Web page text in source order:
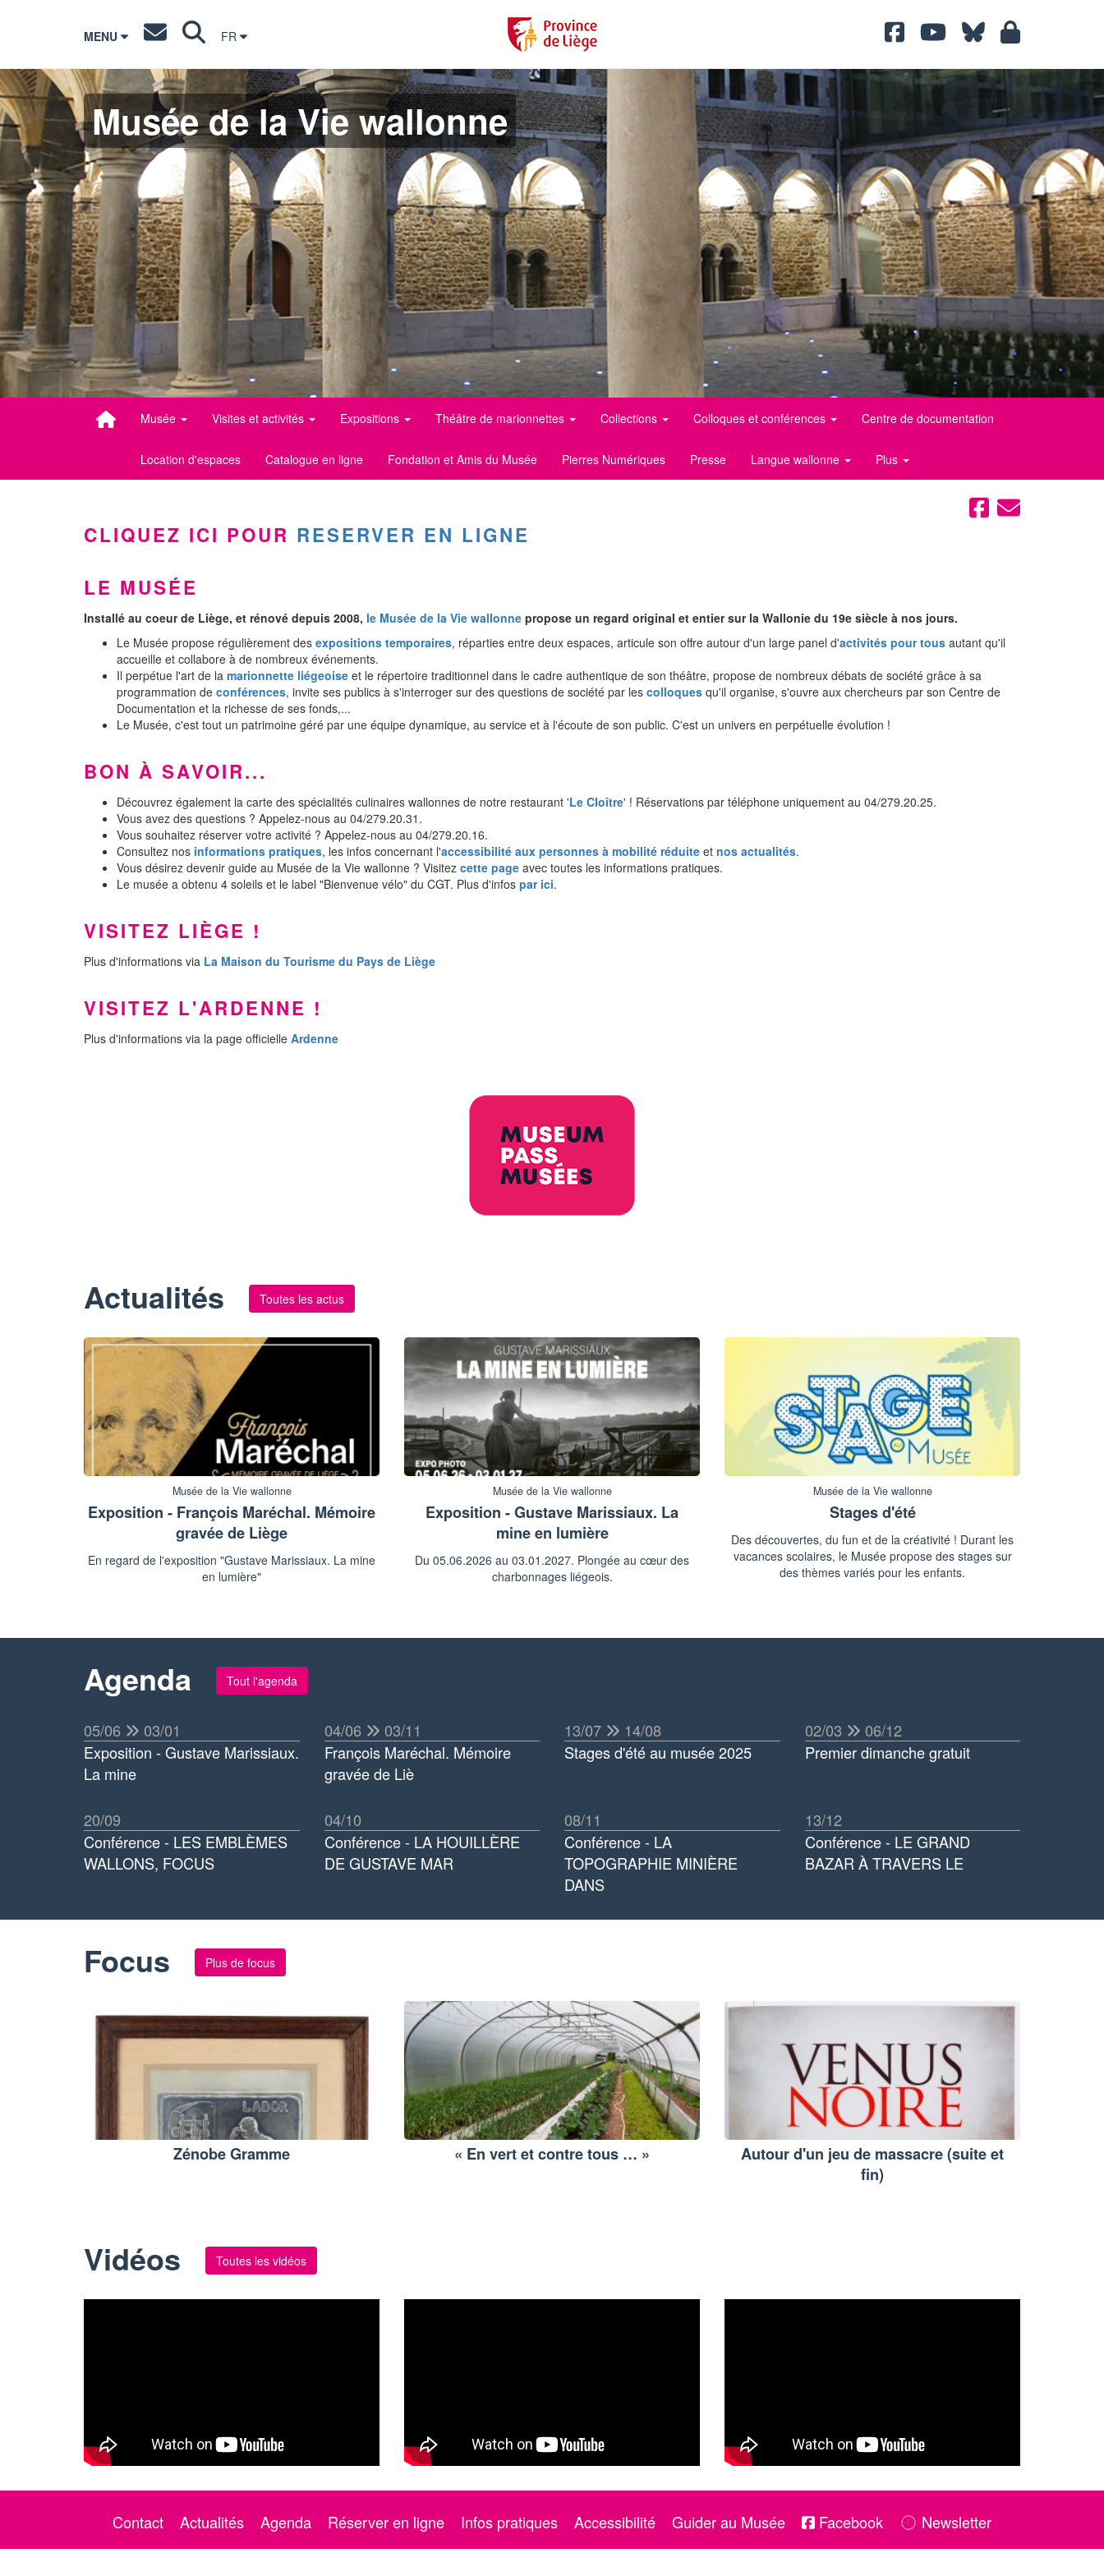
MENU FR
Musée de la Vie wallonne
Musée Visites et activités Expositions Théâtre de marionnettes Collections Colloques et conférences Centre de documentation
Location d'espaces Catalogue en ligne Fondation et Amis du Musée Pierres Numériques Presse Langue wallonne Plus
CLIQUEZ ICI POUR RESERVER EN LIGNE
LE MUSÉE
Installé au coeur de Liège, et rénové depuis 2008, le Musée de la Vie wallonne propose un regard original et entier sur la Wallonie du 19e siècle à nos jours.
Le Musée propose régulièrement des expositions temporaires, réparties entre deux espaces, articule son offre autour d'un large panel d'activités pour tous autant qu'il
accueille et collabore à de nombreux événements.
Il perpétue l'art de la marionnette liégeoise et le répertoire traditionnel dans le cadre authentique de son théâtre, propose de nombreux débats de société grâce à sa
programmation de conférences, invite ses publics à s'interroger sur des questions de société par les colloques qu'il organise, s'ouvre aux chercheurs par son Centre de
Documentation et la richesse de ses fonds,...
Le Musée, c'est tout un patrimoine géré par une équipe dynamique, au service et à l'écoute de son public. C'est un univers en perpétuelle évolution !
BON À SAVOIR...
Découvrez également la carte des spécialités culinaires wallonnes de notre restaurant 'Le Cloître' ! Réservations par téléphone uniquement au 04/279.20.25.
Vous avez des questions ? Appelez-nous au 04/279.20.31.
Vous souhaitez réserver votre activité ? Appelez-nous au 04/279.20.16.
Consultez nos informations pratiques, les infos concernant l'accessibilité aux personnes à mobilité réduite et nos actualités.
Vous désirez devenir guide au Musée de la Vie wallonne ? Visitez cette page avec toutes les informations pratiques.
Le musée a obtenu 4 soleils et le label "Bienvenue vélo" du CGT. Plus d'infos par ici.
VISITEZ LIÈGE !
Plus d'informations via La Maison du Tourisme du Pays de Liège
VISITEZ L'ARDENNE !
Plus d'informations via la page officielle Ardenne
Actualités Toutes les actus
Musée de la Vie wallonne
Exposition - François Maréchal. Mémoire
gravée de Liège
En regard de l'exposition "Gustave Marissiaux. La mine
en lumière"
Musée de la Vie wallonne
Exposition - Gustave Marissiaux. La
mine en lumière
Du 05.06.2026 au 03.01.2027. Plongée au cœur des
charbonnages liégeois.
Musée de la Vie wallonne
Stages d'été
Des découvertes, du fun et de la créativité ! Durant les
vacances scolaires, le Musée propose des stages sur
des thèmes variés pour les enfants.
Agenda Tout l'agenda
05/06
03/01
Exposition - Gustave Marissiaux.
La mine
04/06
03/11
François Maréchal. Mémoire
gravée de Liè
13/07
14/08
Stages d'été au musée 2025
02/03
06/12
Premier dimanche gratuit
20/09
Conférence - LES EMBLÈMES
WALLONS, FOCUS
04/10
Conférence - LA HOUILLÈRE
DE GUSTAVE MAR
08/11
Conférence - LA
TOPOGRAPHIE MINIÈRE
DANS
13/12
Conférence - LE GRAND
BAZAR À TRAVERS LE
Focus Plus de focus
Zénobe Gramme « En vert et contre tous … »
Autour d'un jeu de massacre (suite et
fin)
Vidéos Toutes les vidéos
Contact Actualités Agenda Réserver en ligne Infos pratiques Accessibilité Guider au Musée Facebook Newsletter